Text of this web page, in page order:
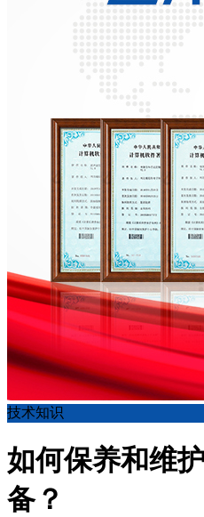
技术知识
如何保养和维
备？